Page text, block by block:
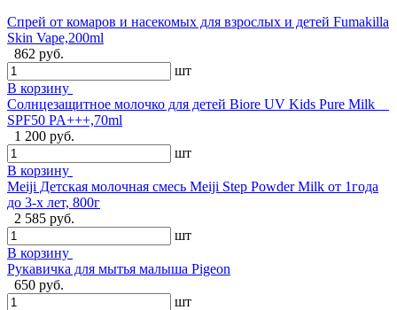
Спрей от комаров и насекомых для взрослых и детей Fumakilla
Skin Vape,200ml
862 руб.
шт
В корзину
Солнцезащитное молочко для детей Biore UV Kids Pure Milk
SPF50 PA+++,70ml
1 200 руб.
шт
В корзину
Meiji Детская молочная смесь Meiji Step Powder Milk от 1года
до 3-х лет, 800г
2 585 руб.
шт
В корзину
Рукавичка для мытья малыша Pigeon
650 руб.
шт